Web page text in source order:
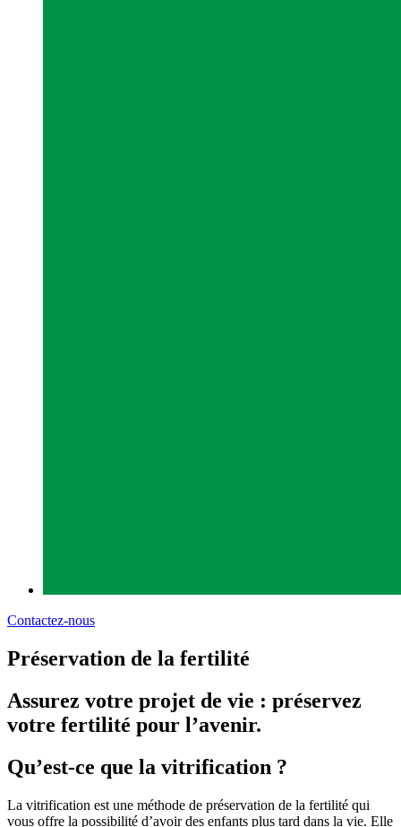
Contactez-nous
Préservation de la fertilité
Assurez votre projet de vie : préservez
votre fertilité pour l’avenir.
Qu’est-ce que la vitrification ?
La vitrification est une méthode de préservation de la fertilité qui
vous offre la possibilité d’avoir des enfants plus tard dans la vie. Elle